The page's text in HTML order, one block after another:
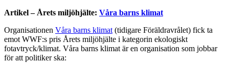
Artikel – Årets miljöhjälte: Våra barns klimat
Organisationen Våra barns klimat (tidigare Föräldravrålet) fick ta
emot WWF:s pris Årets miljöhjälte i kategorin ekologiskt
fotavtryck/klimat. Våra barns klimat är en organisation som jobbar
för att politiker ska: